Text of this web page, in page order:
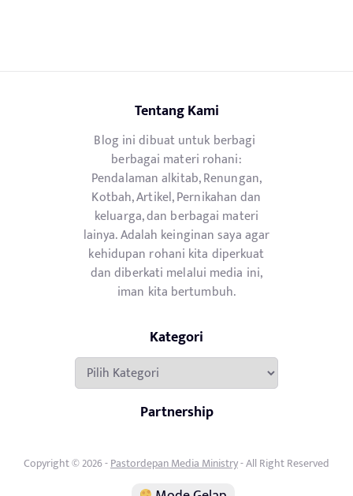
Tentang Kami
Blog ini dibuat untuk berbagi
berbagai materi rohani:
Pendalaman alkitab, Renungan,
Kotbah, Artikel, Pernikahan dan
keluarga, dan berbagai materi
lainya. Adalah keinginan saya agar
kehidupan rohani kita diperkuat
dan diberkati melalui media ini,
iman kita bertumbuh.
Kategori
Kategori
Partnership
Copyright © 2026 -Pastordepan Media Ministry- All Right Reserved